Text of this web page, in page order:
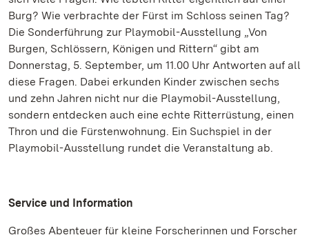
Burg? Wie verbrachte der Fürst im Schloss seinen Tag?
Die Sonderführung zur Playmobil-Ausstellung „Von
Burgen, Schlössern, Königen und Rittern“ gibt am
Donnerstag, 5. September, um 11.00 Uhr Antworten auf all
diese Fragen. Dabei erkunden Kinder zwischen sechs
und zehn Jahren nicht nur die Playmobil-Ausstellung,
sondern entdecken auch eine echte Ritterrüstung, einen
Thron und die Fürstenwohnung. Ein Suchspiel in der
Playmobil-Ausstellung rundet die Veranstaltung ab.
Service und Information
Großes Abenteuer für kleine Forscherinnen und Forscher